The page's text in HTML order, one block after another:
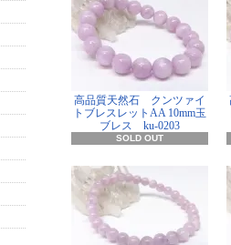
高品質天然石 クンツァイ
トブレスレットAA 10mm玉
ブレス ku-0203
SOLD OUT